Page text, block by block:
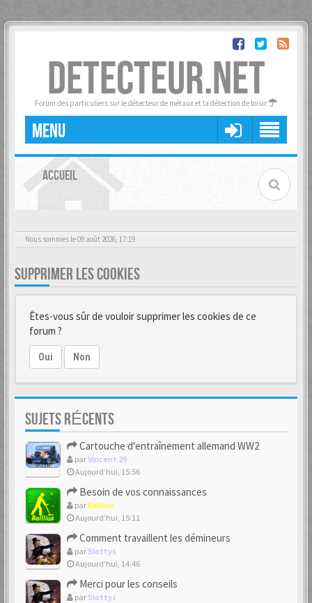
DETECTEUR.NET
Forum des particuliers sur le détecteur de métaux et la détection de loisir
MENU
ACCUEIL
Nous sommes le 09 août 2026, 17:19
SUPPRIMER LES COOKIES
Êtes-vous sûr de vouloir supprimer les cookies de ce
forum ?
Oui Non
SUJETS RÉCENTS
Cartouche d'entraînement allemand WW2
parVincent 29
Aujourd’hui, 15:56
Besoin de vos connaissances
parBaillius
Aujourd’hui, 15:11
Comment travaillent les démineurs
par Slottys
Aujourd’hui, 14:46
Merci pour les conseils
par Slottys